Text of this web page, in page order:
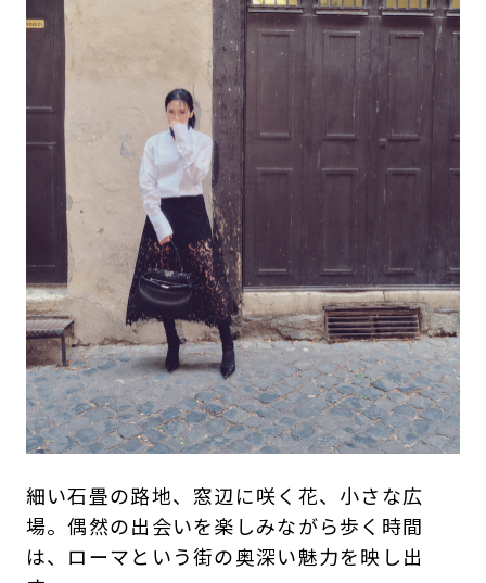
細い石畳の路地、窓辺に咲く花、小さな広
場。偶然の出会いを楽しみながら歩く時間
は、ローマという街の奥深い魅力を映し出